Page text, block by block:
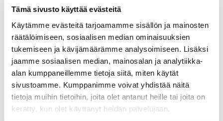
Tämä sivusto käyttää evästeitä
Käytämme evästeitä tarjoamamme sisällön ja mainosten
räätälöimiseen, sosiaalisen median ominaisuuksien
tukemiseen ja kävijämäärämme analysoimiseen. Lisäksi
jaamme sosiaalisen median, mainosalan ja analytiikka-
alan kumppaneillemme tietoja siitä, miten käytät
sivustoamme. Kumppanimme voivat yhdistää näitä
tietoja muihin tietoihin, joita olet antanut heille tai joita on
kerätty, kun olet käyttänyt heidän palvelujaan.
Yhteyshenkilö*
Sähköposti*
Puhelinnumero